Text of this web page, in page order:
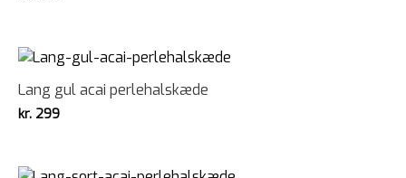
Lang gul acai perlehalskæde
kr. 299